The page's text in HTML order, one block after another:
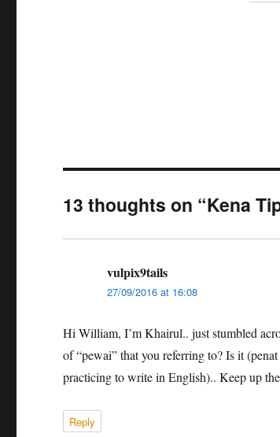
13 thoughts on “Kena
vulpix9tails
27/09/2016 at 16:08
Hi William, I’m Khairul.. just stumbled
of “pewai” that you referring to? Is it
practicing to write in English).. Keep up
Reply